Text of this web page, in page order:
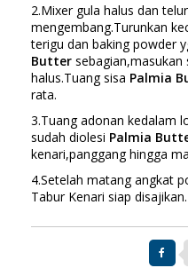
2.Mixer gula halus dan
mengembang.Turunkan
terigu dan baking powder
Butter sebagian,masukan
halus.Tuang sisa Palmia
rata.
3.Tuang adonan kedalam
sudah diolesi Palmia
kenari,panggang hingga
4.Setelah matang angkat
Tabur Kenari siap disajikan.